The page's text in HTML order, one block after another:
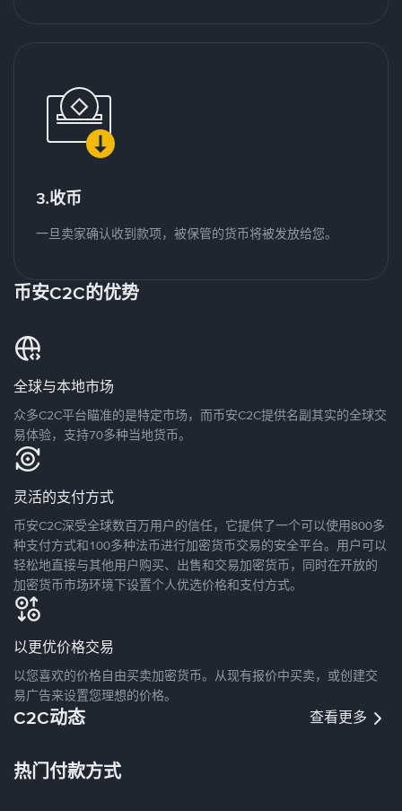
3.收币
一旦卖家确认收到款项，被保管的货币将被发放给您。
币安C2C的优势
全球与本地市场
众多C2C平台瞄准的是特定市场，而币安C2C提供名副其实的全球交
易体验，支持70多种当地货币。
灵活的支付方式
币安C2C深受全球数百万用户的信任，它提供了一个可以使用800多
种支付方式和100多种法币进行加密货币交易的安全平台。用户可以
轻松地直接与其他用户购买、出售和交易加密货币，同时在开放的
加密货币市场环境下设置个人优选价格和支付方式。
以更优价格交易
以您喜欢的价格自由买卖加密货币。从现有报价中买卖，或创建交
易广告来设置您理想的价格。
C2C动态 查看更多
热门付款方式